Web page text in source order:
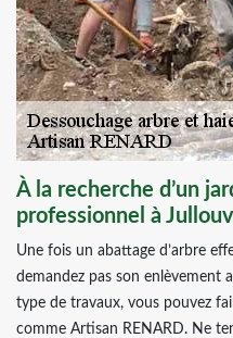
À la recherche d’un
professionnel à
Une fois un abattage d’arbre
demandez pas son enlèvement
type de travaux, vous pouvez
comme Artisan RENARD. Ne